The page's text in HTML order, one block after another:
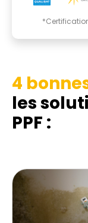
4
les
PPF :